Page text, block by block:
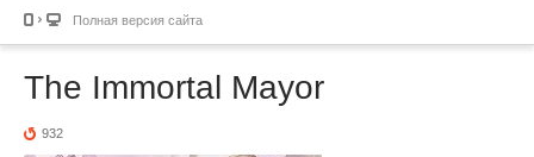
Полная версия сайта
The Immortal Mayor
932